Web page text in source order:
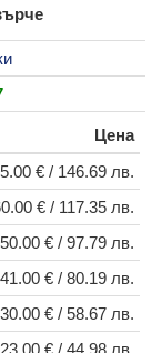
Цена
€ / 146.69 лв.
€ / 117.35 лв.
50.00 € / 97.79 лв.
41.00 € / 80.19 лв.
30.00 € / 58.67 лв.
23.00 € / 44.98 лв.